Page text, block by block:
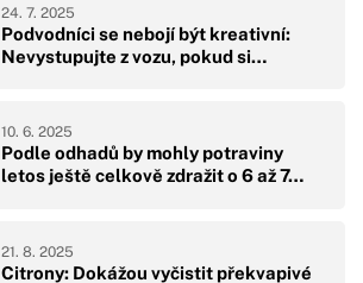
Podvodníci se nebojí být kreativní:
Nevystupujte z vozu, pokud si…
24. 7. 2025
Podle odhadů by mohly potraviny
letos ještě celkově zdražit o 6 až 7…
10. 6. 2025
Citrony: Dokážou vyčistit překvapivé
21. 8. 2025